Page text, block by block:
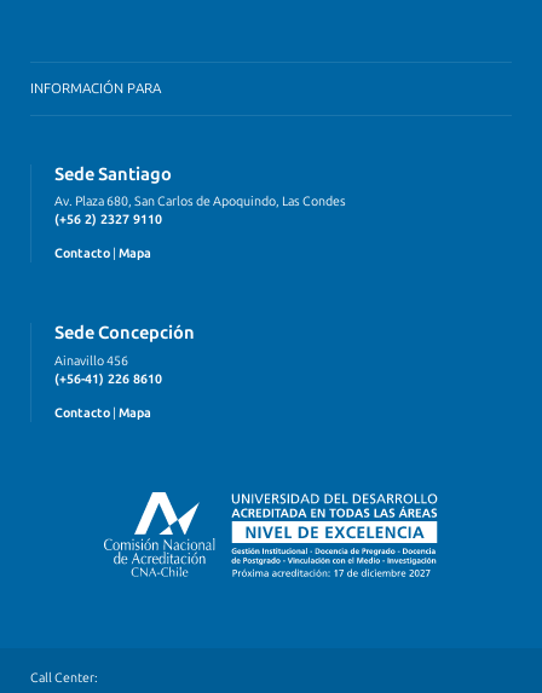
INFORMACIÓN PARA
Sede Santiago
Av. Plaza 680, San Carlos de Apoquindo, Las Condes
(+56 2) 2327 9110
Contacto Mapa
Sede Concepción
Ainavillo 456
(+56-41) 226 8610
Contacto | Mapa
Call Center: